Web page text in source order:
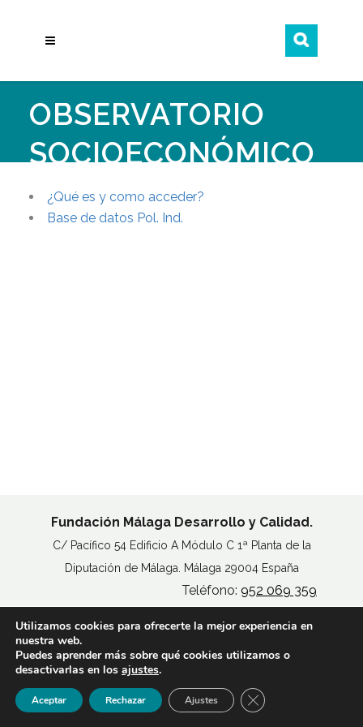
OBSERVATORIO
SOCIOECONÓMICO
¿Qué es y como acceder?
Base de datos Pol. Ind.
Fundación Málaga Desarrollo y Calidad.
C/ Pacífico 54 Edificio A Módulo C 1ª Planta de la
Diputación de Málaga. Málaga 29004 España
Teléfono: 952 069 359
MAPA DEL SITIO
AVISO LEGAL
POLÍTICA DE COOKIES
© CopyrightFundación Madeca
Utilizamos cookies para ofrecerte la mejor experiencia en
nuestra web.
Puedes aprender más sobre qué cookies utilizamos o
desactivarlas en los ajustes.
Aceptar Rechazar Ajustes Cerrar el banner de